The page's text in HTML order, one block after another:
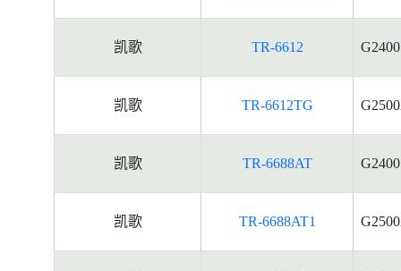
凯歌 TR-6612
凯歌 TR-6612TG
凯歌 TR-6688AT
凯歌 TR-6688AT1